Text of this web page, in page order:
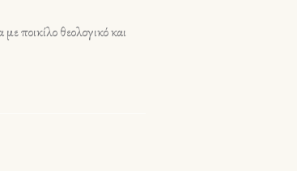
ποικίλο θεολογικό και